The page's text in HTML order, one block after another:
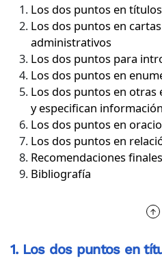
Los dos puntos en títulos
Los dos puntos en
administrativos
Los dos puntos para
Los dos puntos en
Los dos puntos en
y especifican información
Los dos puntos en
Los dos puntos en
Recomendaciones finales
Bibliografía
1. Los dos puntos en